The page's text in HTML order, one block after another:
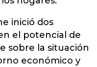
inició dos
el potencial de
sobre la situación
económico y